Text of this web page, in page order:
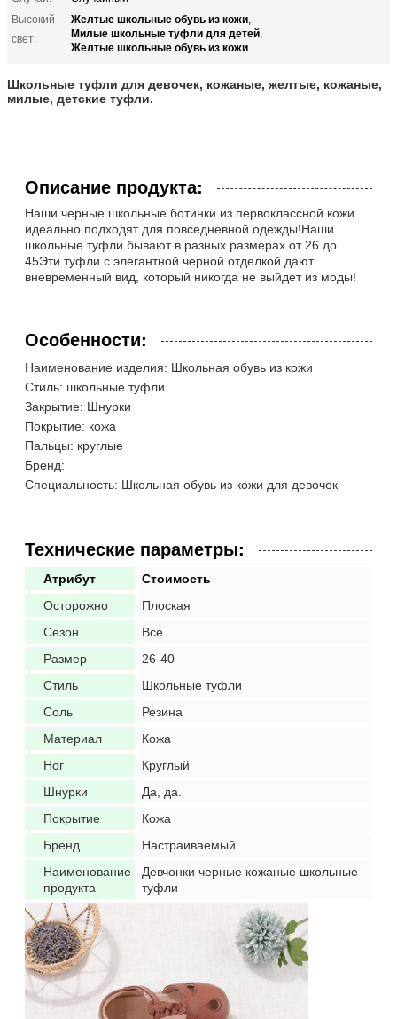
Высокий
свет:
Желтые школьные обувь из кожи,
Милые школьные туфли для детей,
Желтые школьные обувь из кожи
Школьные туфли для девочек, кожаные, желтые, кожаные,
милые, детские туфли.
Описание продукта:
Наши черные школьные ботинки из первоклассной кожи
идеально подходят для повседневной одежды!Наши
школьные туфли бывают в разных размерах от 26 до
45Эти туфли с элегантной черной отделкой дают
вневременный вид, который никогда не выйдет из моды!
Особенности:
Наименование изделия: Школьная обувь из кожи
Стиль: школьные туфли
Закрытие: Шнурки
Покрытие: кожа
Пальцы: круглые
Бренд:
Специальность: Школьная обувь из кожи для девочек
Технические параметры:
Атрибут
Стоимость
Осторожно
Плоская
Сезон
Все
Размер
26-40
Стиль
Школьные туфли
Соль
Резина
Материал
Кожа
Ног
Круглый
Шнурки
Да, да.
Покрытие
Кожа
Бренд
Настраиваемый
Наименование
продукта
Девчонки черные кожаные школьные
туфли